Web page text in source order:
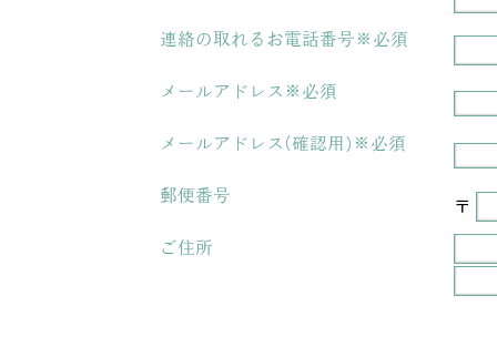
連絡の取れるお電話番号※必須
メールアドレス※必須
メールアドレス(確認用)※必須
郵便番号 〒
ご住所